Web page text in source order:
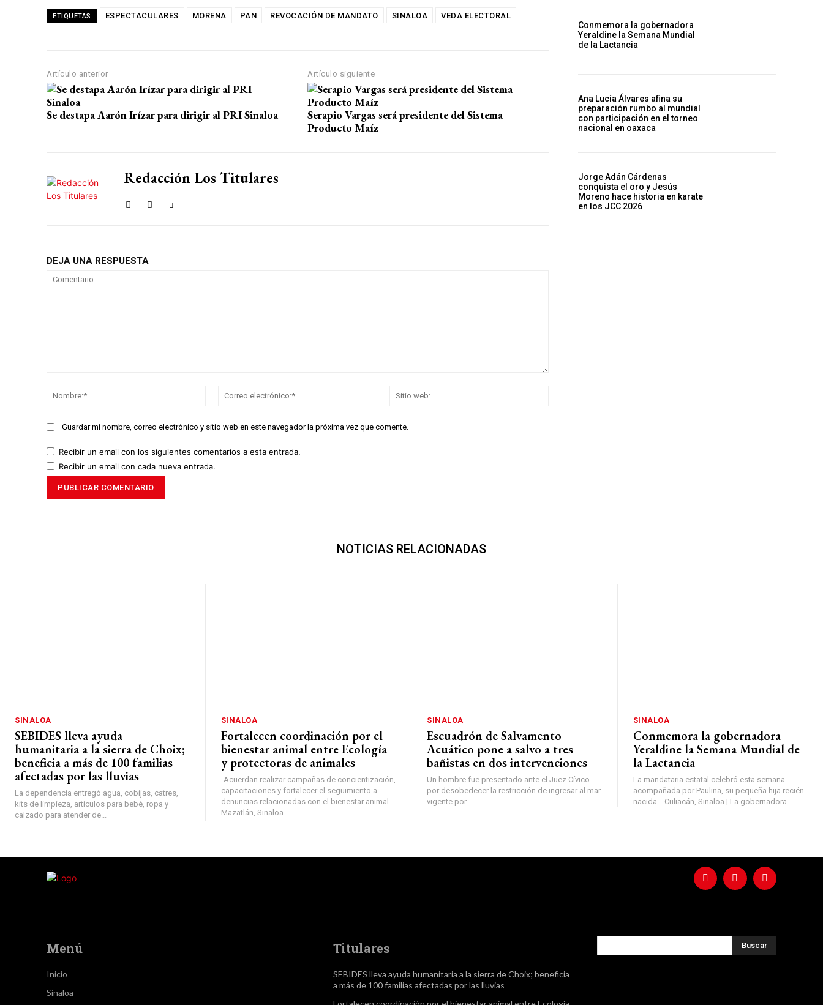
at
p
p
ce
o
k
e
ail
m
ETIQUETAS ESPECTACULARES MORENA PAN REVOCACIÓN DE MANDATO SINALOA VEDA ELECTORAL
Artículo anterior
Se destapa Aarón Irízar para dirigir al PRI Sinaloa
Artículo siguiente
Serapio Vargas será presidente del Sistema
Producto Maíz
Redacción Los Titulares
DEJA UNA RESPUESTA
Nombre:*
Correo
Guardar mi nombre, correo electrónico y sitio web en este navegador la próxima vez que comente.
Recibir un email con los siguientes comentarios a esta entrada.
Recibir un email con cada nueva entrada.
Conmemora la gobernadora
Yeraldine la Semana Mundial
de la Lactancia
Ana Lucía Álvares afina su
preparación rumbo al mundial
con participación en el torneo
nacional en oaxaca
Jorge Adán Cárdenas
conquista el oro y Jesús
Moreno hace historia en karate
en los JCC 2026
NOTICIAS RELACIONADAS
SINALOA
SEBIDES lleva ayuda
humanitaria a la sierra de Choix;
beneficia a más de 100 familias
afectadas por las lluvias
La dependencia entregó agua, cobijas, catres,
kits de limpieza, artículos para bebé, ropa y
calzado para atender de...
SINALOA
Fortalecen coordinación por el
bienestar animal entre Ecología
y protectoras de animales
-Acuerdan realizar campañas de concientización,
capacitaciones y fortalecer el seguimiento a
denuncias relacionadas con el bienestar animal.
Mazatlán, Sinaloa...
SINALOA
Escuadrón de Salvamento
Acuático pone a salvo a tres
bañistas en dos intervenciones
Un hombre fue presentado ante el Juez Cívico
por desobedecer la restricción de ingresar al mar
vigente por...
SINALOA
Conmemora la gobernadora
Yeraldine la Semana Mundial de
la Lactancia
La mandataria estatal celebró esta semana
acompañada por Paulina, su pequeña hija recién
nacida. Culiacán, Sinaloa | La gobernadora...
Menú
Inicio
Sinaloa
Titulares
SEBIDES lleva ayuda humanitaria a la sierra de Choix; beneficia
a más de 100 familias afectadas por las lluvias
Buscar